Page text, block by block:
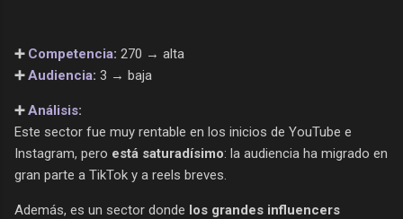
➕ Competencia: 270 → alta
➕Audiencia: 3 → baja
➕Análisis:
Este sector fue muy rentable en los inicios de YouTube e
Instagram, pero está saturadísimo: la audiencia ha migrado en
gran parte a TikTok y a reels breves.
Además, es un sector donde los grandes influencers